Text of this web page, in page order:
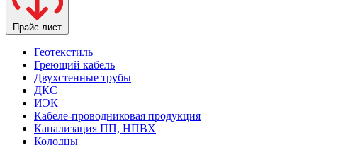
Прайс-лист
Геотекстиль
Греющий кабель
Двухстенные трубы
ДКС
ИЭК
Кабеле-проводниковая продукция
Канализация ПП, НПВХ
Колодцы